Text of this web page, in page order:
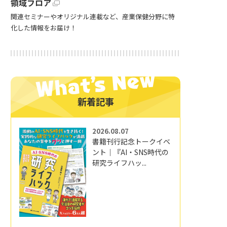
領域フロア
関連セミナーやオリジナル連載など、産業保健分野に特
化した情報をお届け！
新着記事
2026.08.07
書籍刊行記念トークイベ
ント｜『AI・SNS時代の
研究ライフハッ...